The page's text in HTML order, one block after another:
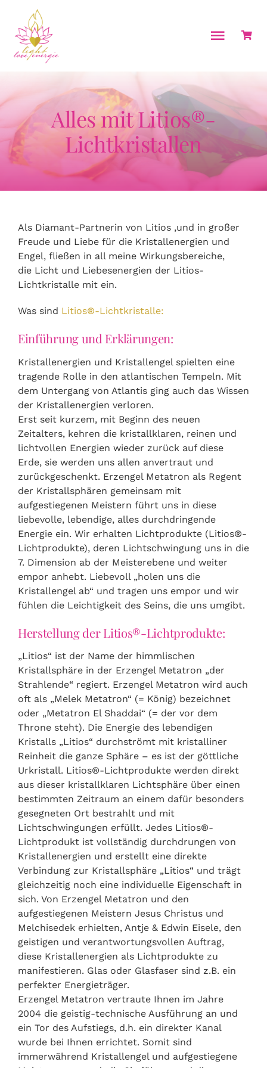
springen
Toggle
Über mich
Energiearbeit & Coachings
Seminare
Shop
Kontakt
Alles mit Litios®-
Lichtkristallen
Als Diamant-Partnerin von Litios ,und in großer
Freude und Liebe für die Kristallenergien und
Engel, fließen in all meine Wirkungsbereiche,
die Licht und Liebesenergien der Litios-
Lichtkristalle mit ein.
Was sind Litios®-Lichtkristalle:
Einführung und Erklärungen:
Kristallenergien und Kristallengel spielten eine
tragende Rolle in den atlantischen Tempeln. Mit
dem Untergang von Atlantis ging auch das Wissen
der Kristallenergien verloren.
Erst seit kurzem, mit Beginn des neuen
Zeitalters, kehren die kristallklaren, reinen und
lichtvollen Energien wieder zurück auf diese
Erde, sie werden uns allen anvertraut und
zurückgeschenkt. Erzengel Metatron als Regent
der Kristallsphären gemeinsam mit
aufgestiegenen Meistern führt uns in diese
liebevolle, lebendige, alles durchdringende
Energie ein. Wir erhalten Lichtprodukte (Litios®-
Lichtprodukte), deren Lichtschwingung uns in die
7. Dimension ab der Meisterebene und weiter
empor anhebt. Liebevoll „holen uns die
Kristallengel ab“ und tragen uns empor und wir
fühlen die Leichtigkeit des Seins, die uns umgibt.
Herstellung der Litios®-Lichtprodukte:
„Litios“ ist der Name der himmlischen
Kristallsphäre in der Erzengel Metatron „der
Strahlende“ regiert. Erzengel Metatron wird auch
oft als „Melek Metatron“ (= König) bezeichnet
oder „Metatron El Shaddai“ (= der vor dem
Throne steht). Die Energie des lebendigen
Kristalls „Litios“ durchströmt mit kristalliner
Reinheit die ganze Sphäre – es ist der göttliche
Urkristall. Litios®-Lichtprodukte werden direkt
aus dieser kristallklaren Lichtsphäre über einen
bestimmten Zeitraum an einem dafür besonders
gesegneten Ort bestrahlt und mit
Lichtschwingungen erfüllt. Jedes Litios®-
Lichtprodukt ist vollständig durchdrungen von
Kristallenergien und erstellt eine direkte
Verbindung zur Kristallsphäre „Litios“ und trägt
gleichzeitig noch eine individuelle Eigenschaft in
sich. Von Erzengel Metatron und den
aufgestiegenen Meistern Jesus Christus und
Melchisedek erhielten, Antje & Edwin Eisele, den
geistigen und verantwortungsvollen Auftrag,
diese Kristallenergien als Lichtprodukte zu
manifestieren. Glas oder Glasfaser sind z.B. ein
perfekter Energieträger.
Erzengel Metatron vertraute Ihnen im Jahre
2004 die geistig-technische Ausführung an und
ein Tor des Aufstiegs, d.h. ein direkter Kanal
wurde bei Ihnen errichtet. Somit sind
immerwährend Kristallengel und aufgestiegene